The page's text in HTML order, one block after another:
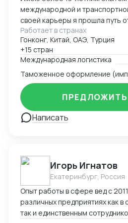
международной и
своей карьеры я прошла путь
директора по логистике,
сложными проектами, выводя
рынки и оптимизируя
повышения эффективности и
Специализируюсь на
видом транспорта
морской, железнодорожный,
схемы), таможенном
решений в условиях
удалось создать эффективную
внедрить современные
проектами и
сохранить стабильность
внешних ограничений,
базы. Я умею находить
Работает в странах
Гонконг, Китай, ОАЭ, Турция
+15 стран
Международная логистика
Написать
ПРЕДЛОЖИТЬ
Игорь Игнатов
Екатеринбург, Россия
Опыт работы в сфере вед с
различных предприятиях как в
так и единственным